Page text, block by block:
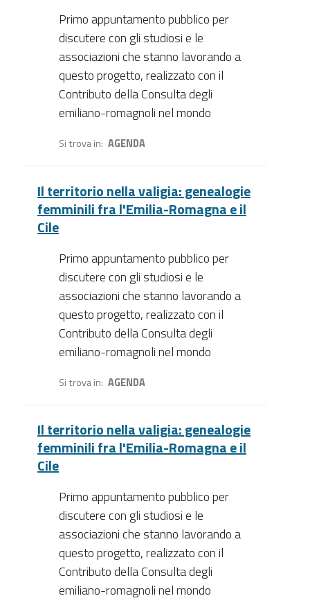
Primo appuntamento pubblico per
discutere con gli studiosi e le
associazioni che stanno lavorando a
questo progetto, realizzato con il
Contributo della Consulta degli
emiliano-romagnoli nel mondo
Si trova in AGENDA
Il territorio nella valigia: genealogie
femminili fra l'Emilia-Romagna e il
Cile
Primo appuntamento pubblico per
discutere con gli studiosi e le
associazioni che stanno lavorando a
questo progetto, realizzato con il
Contributo della Consulta degli
emiliano-romagnoli nel mondo
Si trova in AGENDA
Il territorio nella valigia: genealogie
femminili fra l'Emilia-Romagna e il
Cile
Primo appuntamento pubblico per
discutere con gli studiosi e le
associazioni che stanno lavorando a
questo progetto, realizzato con il
Contributo della Consulta degli
emiliano-romagnoli nel mondo